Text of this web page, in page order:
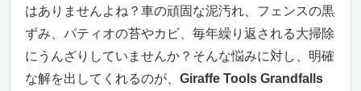
はありませんよね？車の頑固な泥汚れ、フェンスの黒
ずみ、パティオの苔やカビ、毎年繰り返される大掃除
にうんざりしていませんか？そんな悩みに対し、明確
な解を出してくれるのが、 Giraffe Tools Grandfalls